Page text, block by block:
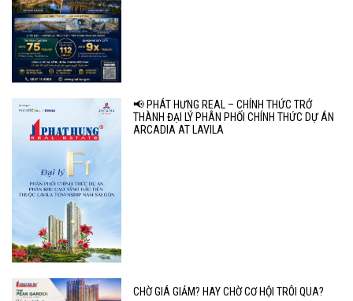
📢 PHÁT HƯNG REAL – CHÍNH THỨC TRỞ
THÀNH ĐẠI LÝ PHÂN PHỐI CHÍNH THỨC DỰ ÁN
ARCADIA AT LAVILA
CHỜ GIÁ GIẢM? HAY CHỜ CƠ HỘI TRÔI QUA?